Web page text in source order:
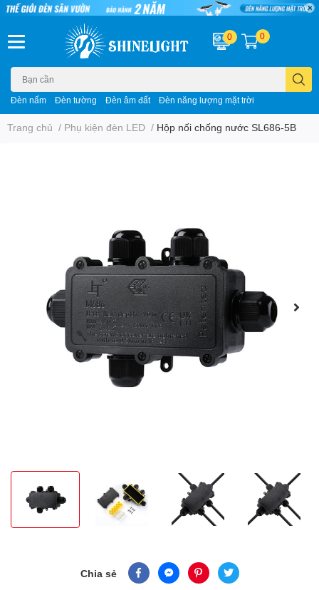
Đèn nấm Đèn tường Đèn âm đất Đèn năng lượng mặt trời
0 0
Trang chủ / Phụ kiện đèn LED / Hộp nối chống nước SL686-5B
Chia sẻ